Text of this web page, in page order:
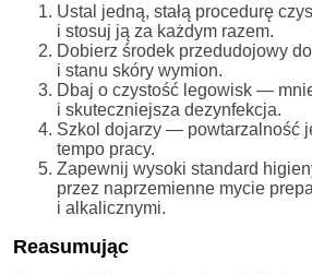
Ustal jedną, stałą procedurę
i stosuj ją za każdym razem.
Dobierz środek przedudojowy
i stanu skóry wymion.
Dbaj o czystość legowisk —
i skuteczniejsza dezynfekcja.
Szkol dojarzy — powtarzalność
tempo pracy.
Zapewnij wysoki standard
przez naprzemienne mycie
i alkalicznymi.
Reasumując